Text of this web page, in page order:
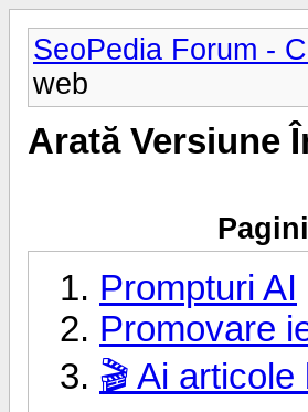
SeoPedia Forum -
web
Arată Versiune
Prompturi AI
Promovare
🎬 Ai